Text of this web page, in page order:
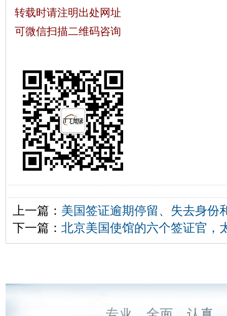
转载时请注明出处网址
可微信扫描二维码咨询
上一篇： 美国签证逾期停留、失去身份
下一篇： 北京美国使馆的六个签证官，